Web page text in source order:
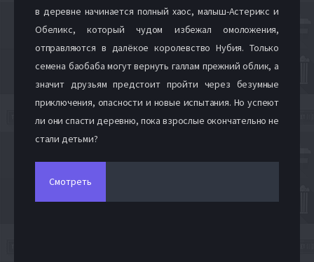
в деревне начинается полный хаос, малыш-Астерикс и
Обеликс, который чудом избежал омоложения,
отправляются в далёкое королевство Нубия. Только
семена баобаба могут вернуть галлам прежний облик, а
значит друзьям предстоит пройти через безумные
приключения, опасности и новые испытания. Но успеют
ли они спасти деревню, пока взрослые окончательно не
стали детьми?
Смотреть